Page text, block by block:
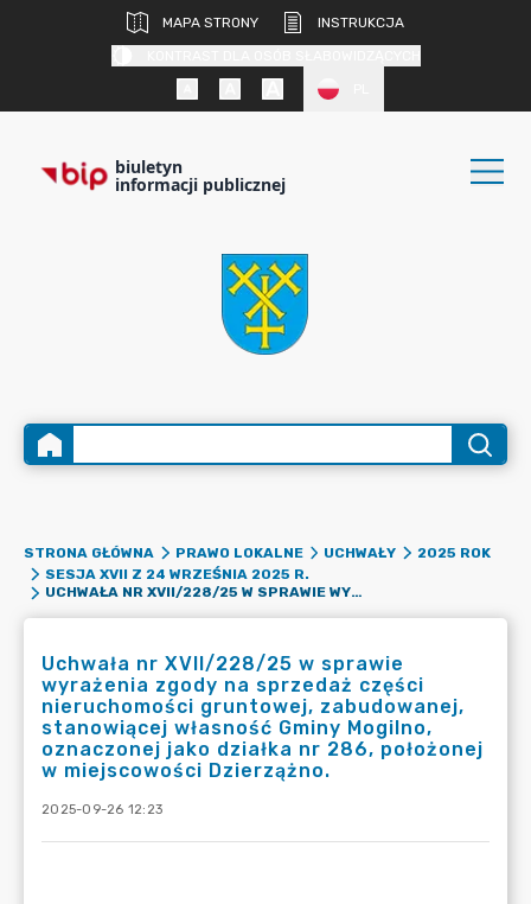
MAPA STRONY
INSTRUKCJA
biuletyn
informacji publicznej
STRONA GŁÓWNA PRAWO LOKALNE UCHWAŁY
2025 ROK
SESJA XVII Z 24 WRZEŚNIA 2025 R.
UCHWAŁA NR XVII/228/25 W SPRAWIE WYRAŻENIA ZGODY NA SPRZEDAŻ CZĘŚCI NIERUCHOMOŚCI GRUNTOWEJ, ZABUDOWANEJ, STANOWIĄCEJ WŁASNOŚĆ GMINY MOGILNO, OZNACZONEJ JAKO DZIAŁKA NR 286, POŁOŻONEJ W MIEJSCOWOŚCI DZIERZĄŻNO.
Uchwała nr XVII/228/25 w sprawie
wyrażenia zgody na sprzedaż części
nieruchomości gruntowej, zabudowanej,
stanowiącej własność Gminy Mogilno,
oznaczonej jako działka nr 286, położonej
w miejscowości Dzierzążno.
2025-09-26 12:23